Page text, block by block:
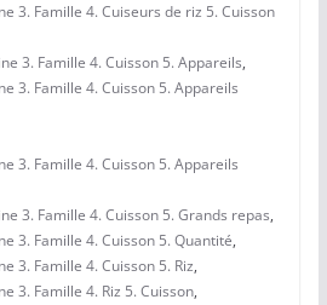
3. Famille 4. Cuiseurs de riz 5. Cuisson
3. Famille 4. Cuisson 5. Appareils,
3. Famille 4. Cuisson 5. Appareils
3. Famille 4. Cuisson 5. Appareils
3. Famille 4. Cuisson 5. Grands repas,
3. Famille 4. Cuisson 5. Quantité,
3. Famille 4. Cuisson 5. Riz,
3. Famille 4. Riz 5. Cuisson,